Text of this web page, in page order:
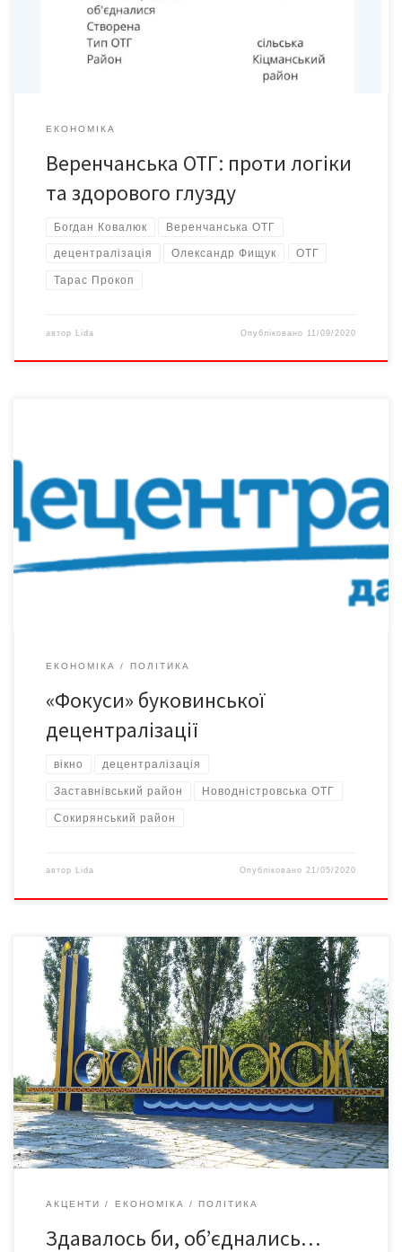
decentralization.gov.ua, тепер вони у складі однієї
Веренчанської ОТГ, […]
ЕКОНОМІКА
Веренчанська ОТГ: проти логіки
та здорового глузду
Богдан Ковалюк Веренчанська ОТГ
децентралізація Олександр Фищук ОТГ
Тарас Прокоп
автор Lida Опубліковано 11/09/2020
чи не єдиної успішної реформи в Україні останніх років у
Чернівецькій області наприкінці додалася чимала ложка
дьогтю. Це скандали з формуванням Перспективного плану
обласною державною адміністрацією в розрізі
Заставнівського і Сокирянського районів. Скандали полягали в
тому, що до Кабміну надійшов […]
ЕКОНОМІКА ПОЛІТИКА
«Фокуси» буковинської
децентралізації
вікно децентралізація
Заставнівський район Новодністровська ОТГ
Сокирянський район
автор Lida Опубліковано21/05/2020
Щодо перипетій реформи децентралізації в Сокирянському
районі Чернівецької області: думка новодністровців Давайте
уявимо: ви вирішили побудувати будинок для своєї невеличкої
родини – придбали землю, створили проєкт, почали закладати
фасад… І раптом ваш «не зовсім адекватний сусід»
звертається з позовом до суду і вимагає скасувати всі ваші
законні дії, заявляючи, що […]
АКЦЕНТИ ЕКОНОМІКА ПОЛІТИКА
Здавалось би, об’єднались…